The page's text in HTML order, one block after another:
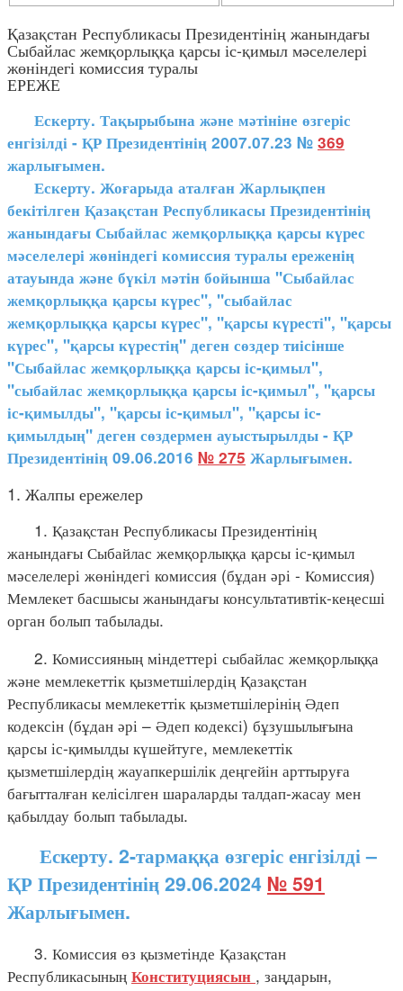
Қазақстан Республикасы Президентінің жанындағы
Сыбайлас жемқорлыққа қарсы іс-қимыл мәселелері
жөніндегі комиссия туралы
ЕРЕЖЕ
Ескерту. Тақырыбына және мәтініне өзгеріс
енгізілді - ҚР Президентінің 2007.07.23 № 369
жарлығымен.
Ескерту. Жоғарыда аталған Жарлықпен
бекітілген Қазақстан Республикасы Президентінің
жанындағы Сыбайлас жемқорлыққа қарсы күрес
мәселелері жөніндегі комиссия туралы ереженің
атауында және бүкіл мәтін бойынша "Сыбайлас
жемқорлыққа қарсы күрес", "сыбайлас
жемқорлыққа қарсы күрес", "қарсы күресті", "қарсы
күрес", "қарсы күрестің" деген сөздер тиісінше
"Сыбайлас жемқорлыққа қарсы іс-қимыл",
"сыбайлас жемқорлыққа қарсы іс-қимыл", "қарсы
іс-қимылды", "қарсы іс-қимыл", "қарсы іс-
қимылдың" деген сөздермен ауыстырылды - ҚР
Президентінің 09.06.2016 № 275 Жарлығымен.
1. Жалпы ережелер
1. Қазақстан Республикасы Президентінің
жанындағы Сыбайлас жемқорлыққа қарсы іс-қимыл
мәселелері жөніндегі комиссия (бұдан әрі - Комиссия)
Мемлекет басшысы жанындағы консультативтік-кеңесші
орган болып табылады.
2. Комиссияның міндеттері сыбайлас жемқорлыққа
және мемлекеттік қызметшілердің Қазақстан
Республикасы мемлекеттік қызметшілерінің Әдеп
кодексін (бұдан әрі – Әдеп кодексі) бұзушылығына
қарсы іс-қимылды күшейтуге, мемлекеттік
қызметшілердің жауапкершілік деңгейін арттыруға
бағытталған келісілген шараларды талдап-жасау мен
қабылдау болып табылады.
Ескерту. 2-тармаққа өзгеріс енгізілді –
ҚР Президентінің 29.06.2024 № 591
Жарлығымен.
3. Комиссия өз қызметінде Қазақстан
Республикасының Конституциясын , заңдарын,